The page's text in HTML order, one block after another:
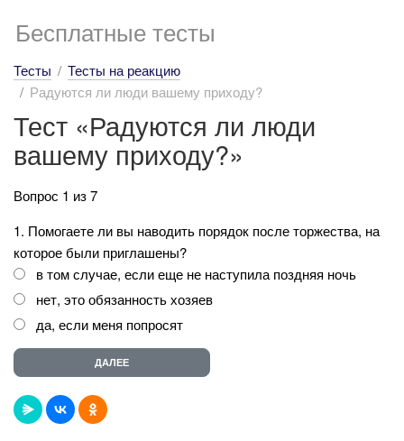
Бесплатные тесты
Тесты
Тесты на реакцию
Радуются ли люди вашему приходу?
Тест «Радуются ли люди
вашему приходу?»
Вопрос 1 из 7
1. Помогаете ли вы наводить порядок после торжества, на
которое были приглашены?
в том случае, если еще не наступила поздняя ночь
нет, это обязанность хозяев
да, если меня попросят